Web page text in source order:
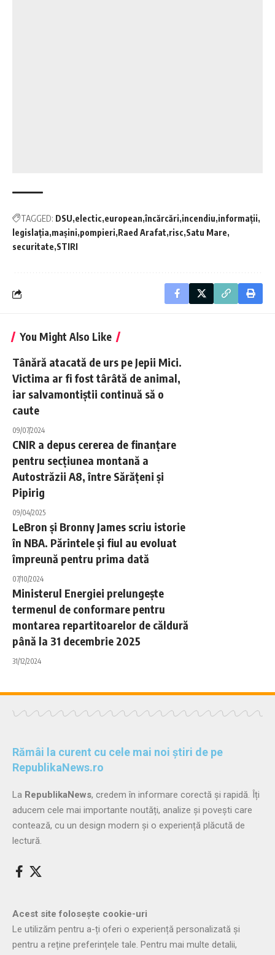
TAGGED: DSU electic european încărcări incendiu informații
legislația mașini pompieri Raed Arafat risc Satu Mare
securitate STIRI
You Might Also Like
Tânără atacată de urs pe Jepii Mici.
Victima ar fi fost târâtă de animal,
iar salvamontiștii continuă să o
caute
09/07/2024
CNIR a depus cererea de finanțare
pentru secțiunea montană a
Autostrăzii A8, între Sărățeni și
Pipirig
09/04/2025
LeBron și Bronny James scriu istorie
în NBA. Părintele și fiul au evoluat
împreună pentru prima dată
07/10/2024
Ministerul Energiei prelungește
termenul de conformare pentru
montarea repartitoarelor de căldură
până la 31 decembrie 2025
31/12/2024
Rămâi la curent cu cele mai noi știri de pe
RepublikaNews.ro
La RepublikaNews, credem în informare corectă și rapidă. Îți
aducem cele mai importante noutăți, analize și povești care
contează, cu un design modern și o experiență plăcută de
lectură.
Acest site folosește cookie-uri
Le utilizăm pentru a-ți oferi o experiență personalizată și
pentru a reține preferințele tale. Pentru mai multe detalii,